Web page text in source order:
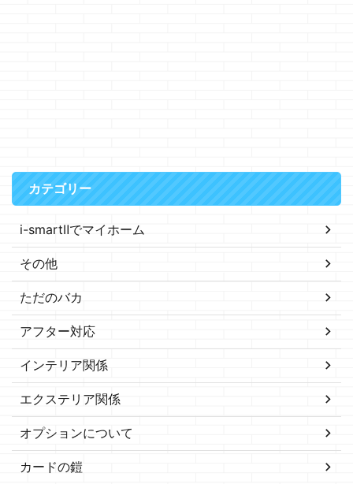
カテゴリー
i-smartⅡでマイホーム
その他
ただのバカ
アフター対応
インテリア関係
エクステリア関係
オプションについて
カードの鎧